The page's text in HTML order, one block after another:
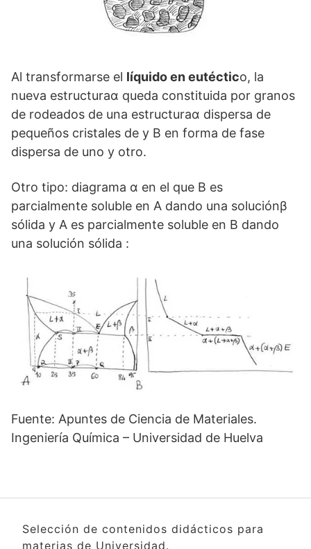
Al transformarse el líquido en eutéctico, la
nueva estructuraα queda constituida por granos
de rodeados de una estructuraα dispersa de
pequeños cristales de y B en forma de fase
dispersa de uno y otro.
Otro tipo: diagrama α en el que B es
parcialmente soluble en A dando una soluciónβ
sólida y A es parcialmente soluble en B dando
una solución sólida :
Fuente: Apuntes de Ciencia de Materiales.
Ingeniería Química – Universidad de Huelva
Selección de contenidos didácticos para
materias de Universidad.